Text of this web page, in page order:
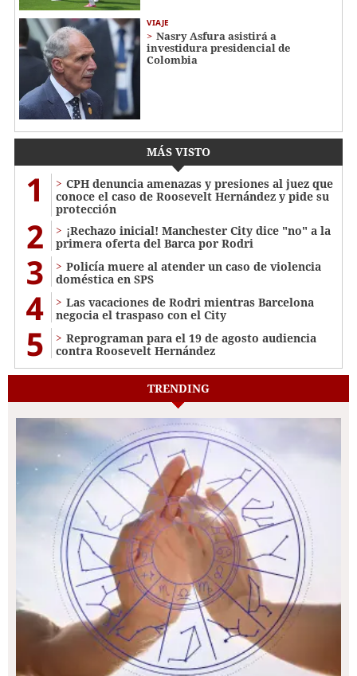
VIAJE
Nasry Asfura asistirá a
investidura presidencial de
Colombia
MÁS VISTO
1
CPH denuncia amenazas y presiones al juez que
conoce el caso de Roosevelt Hernández y pide su
protección
2
¡Rechazo inicial! Manchester City dice "no" a la
primera oferta del Barca por Rodri
3
Policía muere al atender un caso de violencia
doméstica en SPS
4
Las vacaciones de Rodri mientras Barcelona
negocia el traspaso con el City
5
Reprograman para el 19 de agosto audiencia
contra Roosevelt Hernández
TRENDING